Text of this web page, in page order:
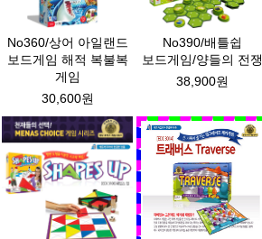
No360/상어 아일랜드
보드게임 해적 복불복
게임
30,600원
No390/배틀쉽
보드게임/양들의 전쟁
38,900원